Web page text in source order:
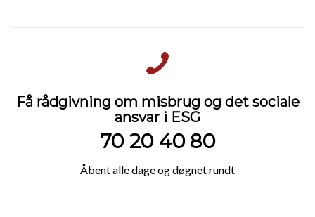
Få rådgivning om misbrug og det sociale
ansvar i ESG
70 20 40 80
Åbent alle dage og døgnet rundt